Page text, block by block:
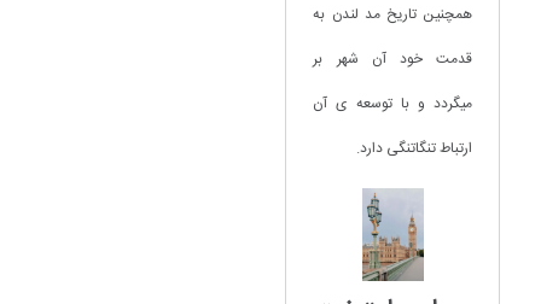
همچنین تاریخ مد لندن به
قدمت خود آن شهر بر
میگردد و با توسعه ی آن
ارتباط تنگاتنگی دارد.